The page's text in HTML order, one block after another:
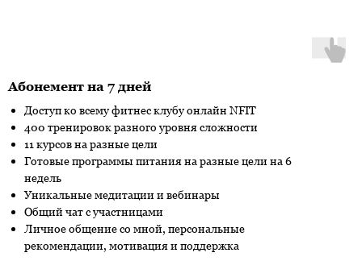
Абонемент на 7 дней
Доступ ко всему фитнес клубу онлайн NFIT
400 тренировок разного уровня сложности
11 курсов на разные цели
Готовые программы питания на разные цели на 6
недель
Уникальные медитации и вебинары
Общий чат с участницами
Личное общение со мной, персональные
рекомендации, мотивация и поддержка